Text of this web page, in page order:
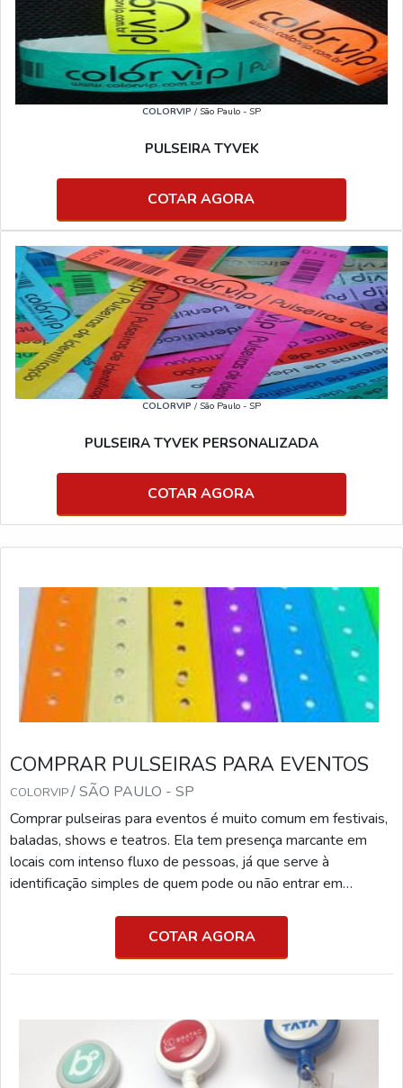
COLORVIP / São Paulo - SP
PULSEIRA TYVEK
COTAR AGORA
COLORVIP / São Paulo - SP
PULSEIRA TYVEK PERSONALIZADA
COTAR AGORA
COMPRAR PULSEIRAS PARA EVENTOS
COLORVIP/ SÃO PAULO - SP
Comprar pulseiras para eventos é muito comum em festivais,
baladas, shows e teatros. Ela tem presença marcante em
locais com intenso fluxo de pessoas, já que serve à
identificação simples de quem pode ou não entrar em
PULSEIRAS DE EVENTOSVale ressaltar que ela é uma
confecção personalizada e pode se adequar à identidade
COTAR AGORA